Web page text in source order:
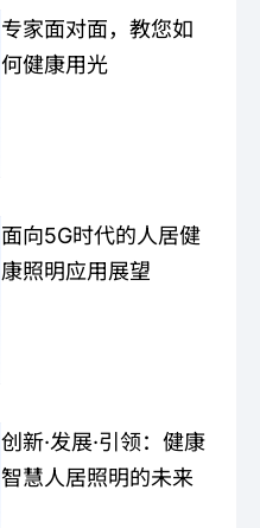
专家面对面，教您如
何健康用光
面向5G时代的人居健
康照明应用展望
创新·发展·引领：健康
智慧人居照明的未来